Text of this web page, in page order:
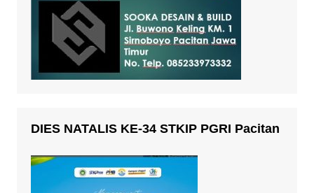
DIES NATALIS KE-34 STKIP PGRI Pacitan